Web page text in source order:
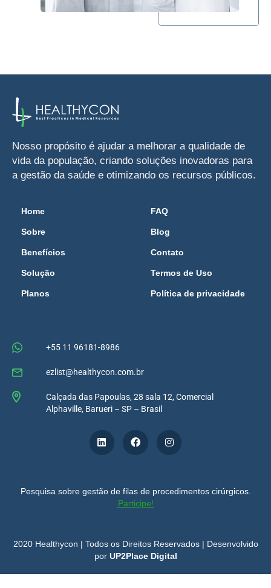
Nosso propósito é ajudar a melhorar a qualidade de
vida da população, criando soluções inovadoras para
a gestão da saúde e otimizando os recursos públicos.
Home
Sobre
Benefícios
Solução
Planos
FAQ
Blog
Contato
Termos de Uso
Política de privacidade
+55 11 96181-8986
ezlist@healthycon.com.br
Calçada das Papoulas, 28 sala 12, Comercial
Alphaville, Barueri – SP – Brasil
Pesquisa sobre gestão de filas de procedimentos cirúrgicos.
Participe!
2020 Healthycon | Todos os Direitos Reservados | Desenvolvido
por UP2Place Digital